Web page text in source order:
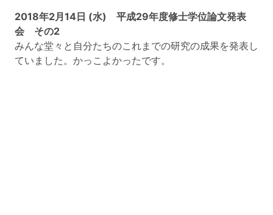
2018年2月14日 (水) 平成29年度修士学位論文発表
会 その2
みんな堂々と自分たちのこれまでの研究の成果を発表し
ていました。かっこよかったです。